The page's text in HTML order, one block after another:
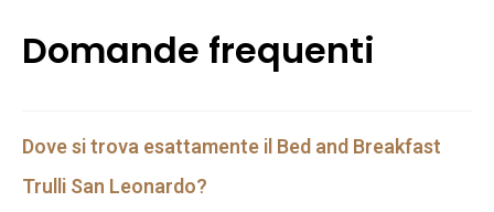
Domande frequenti
Dove si trova esattamente il Bed and Breakfast
Trulli San Leonardo?